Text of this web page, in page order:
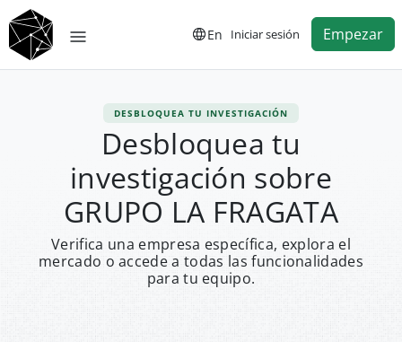
En Iniciar sesión Empezar
DESBLOQUEA TU INVESTIGACIÓN
Desbloquea tu
investigación sobre
GRUPO LA FRAGATA
Verifica una empresa específica, explora el
mercado o accede a todas las funcionalidades
para tu equipo.